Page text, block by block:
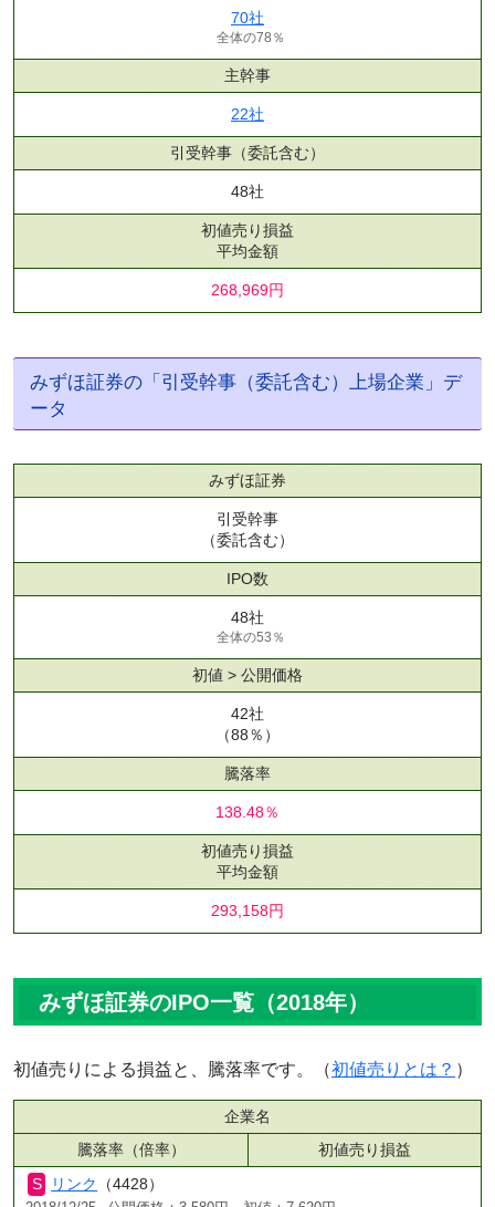
70社
全体の78％
主幹事
22社
引受幹事 （委託含む）
48社
初値売り損益
平均金額
268,969円
みずほ証券の「引受幹事（委託含む）上場企業」デ
ータ
みずほ証券
引受幹事
（委託含む）
IPO数
48社
全体の53％
初値 > 公開価格
42社
（88％）
騰落率
138.48％
初値売り損益
平均金額
293,158円
みずほ証券のIPO一覧（2018年）
初値売りによる損益と、騰落率です。（初値売りとは？ ）
企業名
騰落率（倍率）
初値売り損益
リンク
（4428）